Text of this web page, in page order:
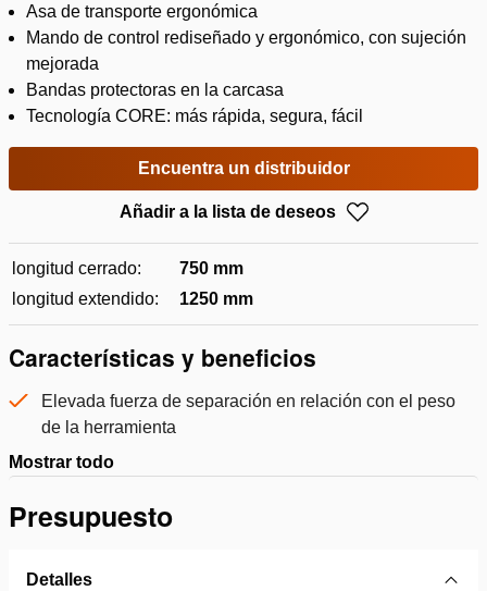
Asa de transporte ergonómica
Mando de control rediseñado y ergonómico, con sujeción
mejorada
Bandas protectoras en la carcasa
Tecnología CORE: más rápida, segura, fácil
Encuentra un distribuidor
Añadir a la lista de deseos
longitud cerrado:
750 mm
longitud extendido:
1250 mm
Características y beneficios
Elevada fuerza de separación en relación con el peso
de la herramienta
Mostrar todo
Presupuesto
Detalles